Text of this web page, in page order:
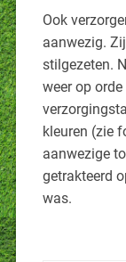
Ook
aanwezig.
stilgezeten.
weer op
kleuren (zie
aanwezige
getrakteerd
was.